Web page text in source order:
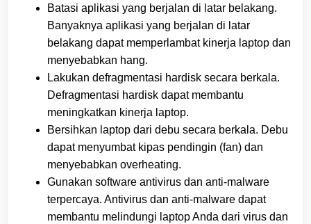
Batasi aplikasi yang berjalan di latar belakang.
Banyaknya aplikasi yang berjalan di latar
belakang dapat memperlambat kinerja laptop dan
menyebabkan hang.
Lakukan defragmentasi hardisk secara berkala.
Defragmentasi hardisk dapat membantu
meningkatkan kinerja laptop.
Bersihkan laptop dari debu secara berkala. Debu
dapat menyumbat kipas pendingin (fan) dan
menyebabkan overheating.
Gunakan software antivirus dan anti-malware
terpercaya. Antivirus dan anti-malware dapat
membantu melindungi laptop Anda dari virus dan